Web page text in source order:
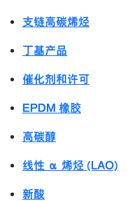
支链高碳烯烃
丁基产品
催化剂和许可
EPDM 橡胶
高碳醇
线性 α 烯烃 (LAO)
新酸